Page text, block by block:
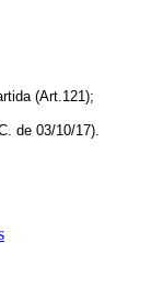
(Art.121);
de 03/10/17).